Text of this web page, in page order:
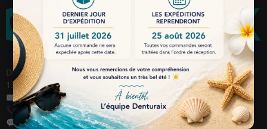
DENTURAIX SARL, 114 avenue des Chasséens, ZI AVON
13120 Gardanne / France
✉️Email : contact@denturaix.fr
📞 Téléphone : 04 42 38 39 39
💬 WhatsApp : +33 6 28 37 19 27